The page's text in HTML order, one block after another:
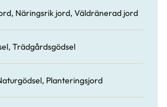
Näringsrik jord, Väldränerad jord
Trädgårdsgödsel
Planteringsjord